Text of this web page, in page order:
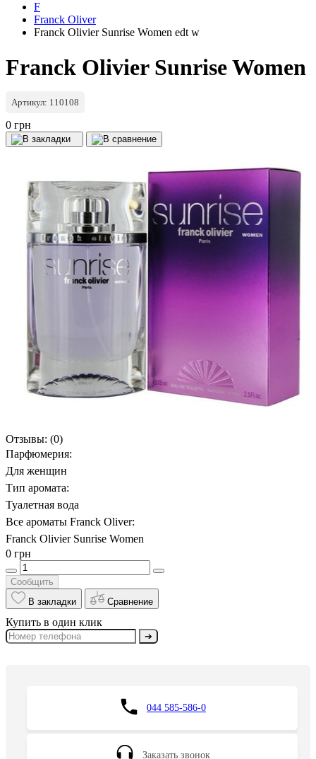
F
Franck Oliver
Franck Olivier Sunrise Women edt w
Franck Olivier Sunrise Women
Артикул: 110108
0 грн
Отзывы: (0)
Парфюмерия:
Для женщин
Тип аромата:
Туалетная вода
Все ароматы Franck Oliver:
Franck Olivier Sunrise Women
0 грн
Сообщить
В закладки
Сравнение
Купить в один клик
➔
044 585-586-0
Заказать звонок